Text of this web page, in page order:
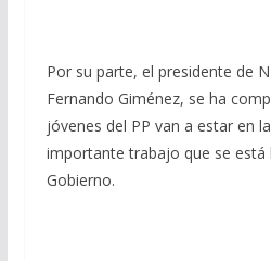
Por su parte, el presidente de
Fernando Giménez, se ha
jóvenes del PP van a estar en
importante trabajo que se está
Gobierno.